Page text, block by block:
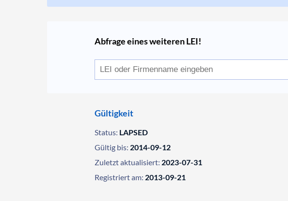
Abfrage eines weiteren LEI!
Gültigkeit
Status: LAPSED
Gültig bis: 2014-09-12
Zuletzt aktualisiert: 2023-07-31
Registriert am: 2013-09-21